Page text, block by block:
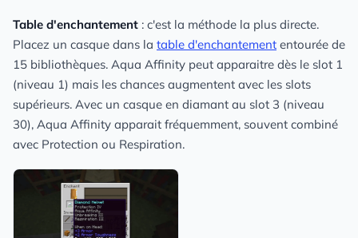
Table d'enchantement : c'est la méthode la plus directe.
Placez un casque dans la table d'enchantement entourée de
15 bibliothèques. Aqua Affinity peut apparaitre dès le slot 1
(niveau 1) mais les chances augmentent avec les slots
supérieurs. Avec un casque en diamant au slot 3 (niveau
30), Aqua Affinity apparait fréquemment, souvent combiné
avec Protection ou Respiration.